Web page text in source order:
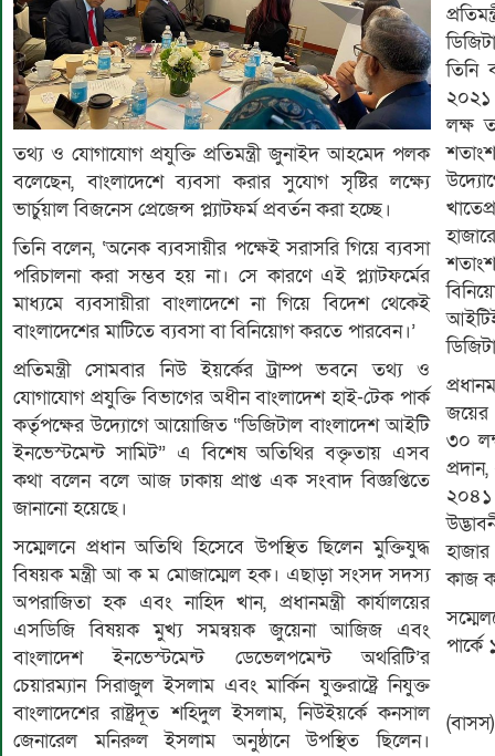
তথ্য ও যোগাযোগ প্রযুক্তি প্রতিমন্ত্রী জুনাইদ আহমেদ পলক
বলেছেন, বাংলাদেশে ব্যবসা করার সুযোগ সৃষ্টির লক্ষ্যে
ভার্চুয়াল বিজনেস প্রেজেন্স প্ল্যাটফর্ম প্রবর্তন করা হচ্ছে।
তিনি বলেন, ‘অনেক ব্যবসায়ীর পক্ষেই সরাসরি গিয়ে ব্যবসা
পরিচালনা করা সম্ভব হয় না। সে কারণে এই প্ল্যাটফর্মের
মাধ্যমে ব্যবসায়ীরা বাংলাদেশে না গিয়ে বিদেশ থেকেই
বাংলাদেশের মাটিতে ব্যবসা বা বিনিয়োগ করতে পারবেন।’
প্রতিমন্ত্রী সোমবার নিউ ইয়র্কের ট্রাম্প ভবনে তথ্য ও
যোগাযোগ প্রযুক্তি বিভাগের অধীন বাংলাদেশ হাই-টেক পার্ক
কর্তৃপক্ষের উদ্যোগে আয়োজিত “ডিজিটাল বাংলাদেশ আইটি
ইনভেস্টমেন্ট সামিট” এ বিশেষ অতিথির বক্তৃতায় এসব
কথা বলেন বলে আজ ঢাকায় প্রাপ্ত এক সংবাদ বিজ্ঞপ্তিতে
জানানো হয়েছে।
সম্মেলনে প্রধান অতিথি হিসেবে উপস্থিত ছিলেন মুক্তিযুদ্ধ
বিষয়ক মন্ত্রী আ ক ম মোজাম্মেল হক। এছাড়া সংসদ সদস্য
অপরাজিতা হক এবং নাহিদ খান, প্রধানমন্ত্রী কার্যালয়ের
এসডিজি বিষয়ক মুখ্য সমন্বয়ক জুয়েনা আজিজ এবং
বাংলাদেশ ইনভেস্টমেন্ট ডেভেলপমেন্ট অথরিটি’র
চেয়ারম্যান সিরাজুল ইসলাম এবং মার্কিন যুক্তরাষ্ট্রে নিযুক্ত
বাংলাদেশের রাষ্ট্রদূত শহিদুল ইসলাম, নিউইয়র্কে কনসাল
জেনারেল মনিরুল ইসলাম অনুষ্ঠানে উপস্থিত ছিলেন।
তিনি
২০২১
লক্ষ
জয়ের
৩০
২০৪১
কাজ
(বাসস)